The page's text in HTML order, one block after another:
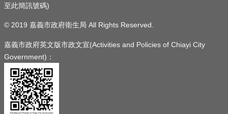
至此簡訊號碼)
© 2019 嘉義市政府衛生局 All Rights Reserved.
嘉義市政府英文版市政文宣(Activities and Policies of Chiayi City
Government)：